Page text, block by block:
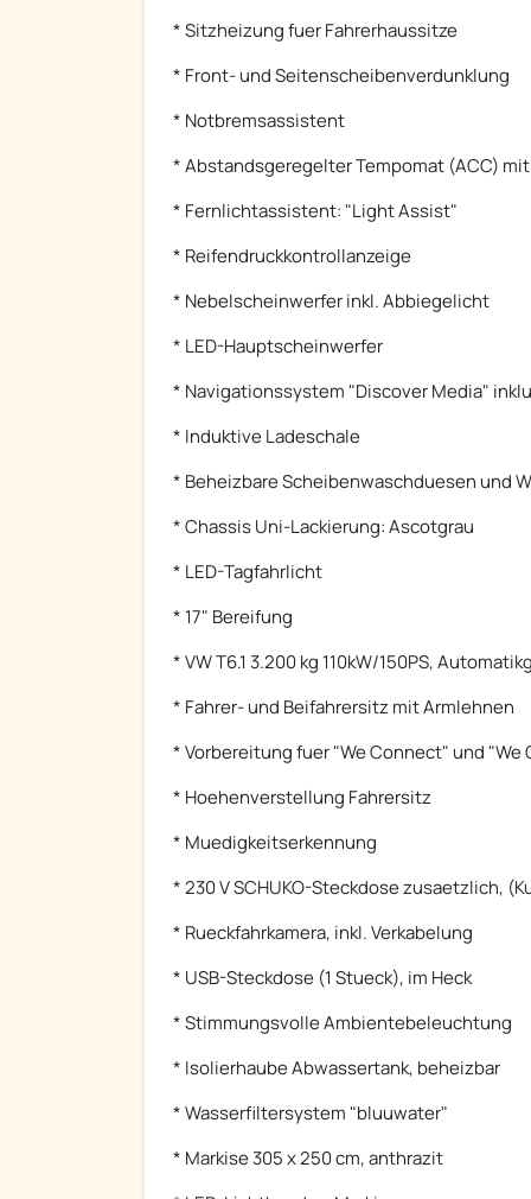
* Sitzheizung fuer Fahrerhaussitze
* Front- und Seitenscheibenverdunklung
* Notbremsassistent
* Abstandsgeregelter Tempomat (ACC)
* Fernlichtassistent: "Light Assist"
* Reifendruckkontrollanzeige
* Nebelscheinwerfer inkl. Abbiegelicht
* LED-Hauptscheinwerfer
* Navigationssystem "Discover Media" inklu
* Induktive Ladeschale
* Beheizbare Scheibenwaschduesen und
* Chassis Uni-Lackierung: Ascotgrau
* LED-Tagfahrlicht
* 17" Bereifung
* VW T6.1 3.200 kg 110kW/150PS,
* Fahrer- und Beifahrersitz mit Armlehnen
* Vorbereitung fuer "We Connect" und "We
* Hoehenverstellung Fahrersitz
* Muedigkeitserkennung
* 230 V SCHUKO-Steckdose zusaetzlich,
* Rueckfahrkamera, inkl. Verkabelung
* USB-Steckdose (1 Stueck), im Heck
* Stimmungsvolle Ambientebeleuchtung
* Isolierhaube Abwassertank, beheizbar
* Wasserfiltersystem "bluuwater"
* Markise 305 x 250 cm, anthrazit